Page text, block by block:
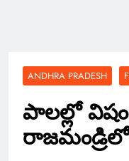
ANDHRA PRADESH
పాలల్లో